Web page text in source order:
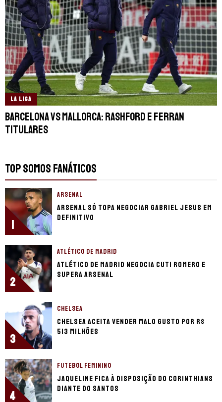
LA LIGA
Barcelona vs Mallorca: Rashford e Ferran
titulares
TOP SOMOS FANÁTICOS
1
ARSENAL
Arsenal só topa negociar Gabriel Jesus em
definitivo
2
ATLÉTICO DE MADRID
Atlético de Madrid negocia Cuti Romero e
supera Arsenal
3
CHELSEA
Chelsea aceita vender Malo Gusto por R$
513 milhões
4
FUTEBOL FEMININO
Jaqueline fica à disposição do Corinthians
diante do Santos